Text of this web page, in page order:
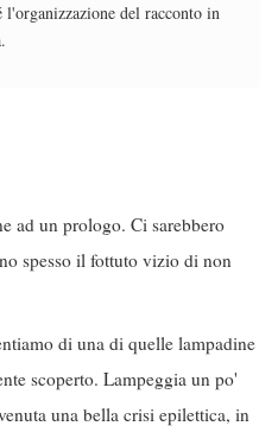
del racconto in
ad un prologo. Ci sarebbero
spesso il fottuto vizio di non
di una di quelle lampadine
scoperto. Lampeggia un po'
una bella crisi epilettica, in